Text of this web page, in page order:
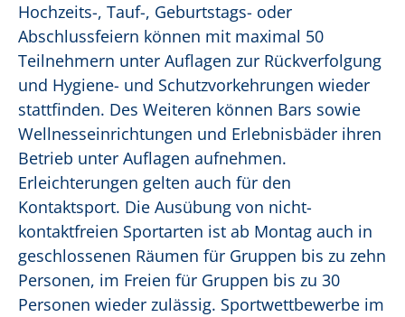
Hochzeits-, Tauf-, Geburtstags- oder
Abschlussfeiern können mit maximal 50
Teilnehmern unter Auflagen zur Rückverfolgung
und Hygiene- und Schutzvorkehrungen wieder
stattfinden. Des Weiteren können Bars sowie
Wellnesseinrichtungen und Erlebnisbäder ihren
Betrieb unter Auflagen aufnehmen.
Erleichterungen gelten auch für den
Kontaktsport. Die Ausübung von nicht-
kontaktfreien Sportarten ist ab Montag auch in
geschlossenen Räumen für Gruppen bis zu zehn
Personen, im Freien für Gruppen bis zu 30
Personen wieder zulässig. Sportwettbewerbe im